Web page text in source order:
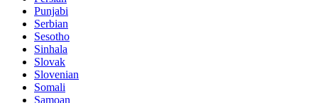
Punjabi
Serbian
Sesotho
Sinhala
Slovak
Slovenian
Somali
Samoan